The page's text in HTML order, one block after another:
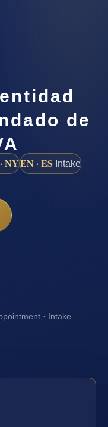
de
NYEN · ES Intake
· Intake